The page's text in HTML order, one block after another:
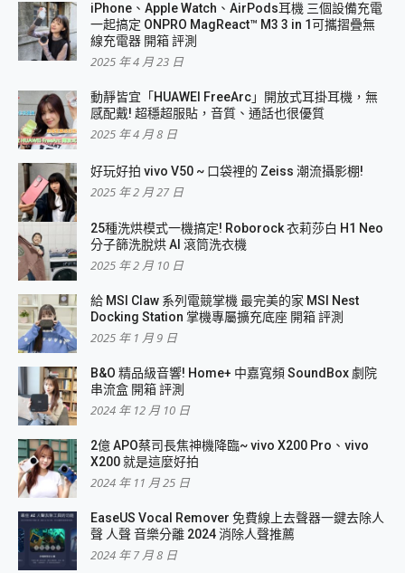
iPhone、Apple Watch、AirPods耳機 三個設備充電
一起搞定 ONPRO MagReact™ M3 3 in 1可攜摺疊無
線充電器 開箱 評測
2025 年 4 月 23 日
動靜皆宜「HUAWEI FreeArc」開放式耳掛耳機，無
感配戴! 超穩超服貼，音質、通話也很優質
2025 年 4 月 8 日
好玩好拍 vivo V50 ~ 口袋裡的 Zeiss 潮流攝影棚!
2025 年 2 月 27 日
25種洗烘模式一機搞定! Roborock 衣莉莎白 H1 Neo
分子篩洗脫烘 AI 滾筒洗衣機
2025 年 2 月 10 日
給 MSI Claw 系列電競掌機 最完美的家 MSI Nest
Docking Station 掌機專屬擴充底座 開箱 評測
2025 年 1 月 9 日
B&O 精品級音響! Home+ 中嘉寬頻 SoundBox 劇院
串流盒 開箱 評測
2024 年 12 月 10 日
2億 APO蔡司長焦神機降臨~ vivo X200 Pro、vivo
X200 就是這麼好拍
2024 年 11 月 25 日
EaseUS Vocal Remover 免費線上去聲器一鍵去除人
聲 人聲 音樂分離 2024 消除人聲推薦
2024 年 7 月 8 日